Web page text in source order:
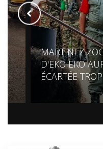
MARTINEZ
D'EKO EKO
ÉCARTÉE